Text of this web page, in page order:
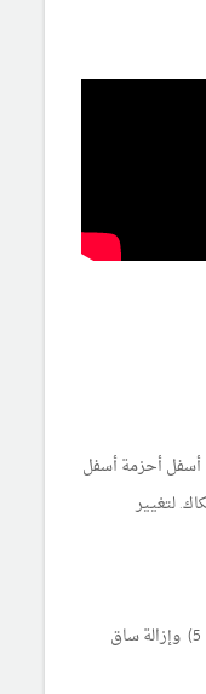
أسفل أحزمة أسفل
لتغيير
قم بفك كلا الشريطين (رقم 5) وإزالة ساق